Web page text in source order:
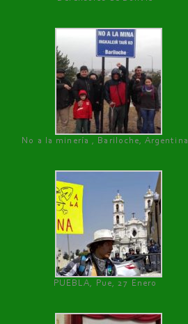
No a la minería , Bariloche, Argentina
PUEBLA, Pue, 27 Enero